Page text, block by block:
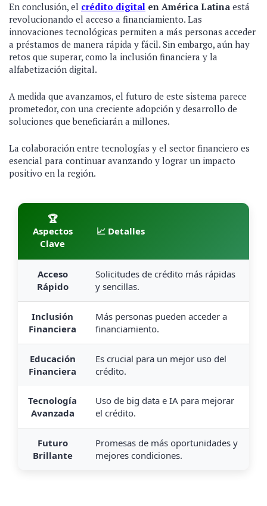
En conclusión, el crédito digital en América Latina está
revolucionando el acceso a financiamiento. Las
innovaciones tecnológicas permiten a más personas acceder
a préstamos de manera rápida y fácil. Sin embargo, aún hay
retos que superar, como la inclusión financiera y la
alfabetización digital.
A medida que avanzamos, el futuro de este sistema parece
prometedor, con una creciente adopción y desarrollo de
soluciones que beneficiarán a millones.
La colaboración entre tecnologías y el sector financiero es
esencial para continuar avanzando y lograr un impacto
positivo en la región.
🏆
Aspectos
Clave
📈 Detalles
Acceso
Rápido
Solicitudes de crédito más rápidas
y sencillas.
Inclusión
Financiera
Más personas pueden acceder a
financiamiento.
Educación
Financiera
Es crucial para un mejor uso del
crédito.
Tecnología
Avanzada
Uso de big data e IA para mejorar
el crédito.
Futuro
Brillante
Promesas de más oportunidades y
mejores condiciones.